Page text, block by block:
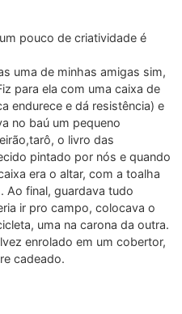
pouco de criatividade é
uma de minhas amigas sim,
para ela com uma caixa de
endurece e dá resistência) e
no baú um pequeno
o livro das
pintado por nós e quando
era o altar, com a toalha
Ao final, guardava tudo
ir pro campo, colocava o
uma na carona da outra.
enrolado em um cobertor,
cadeado.